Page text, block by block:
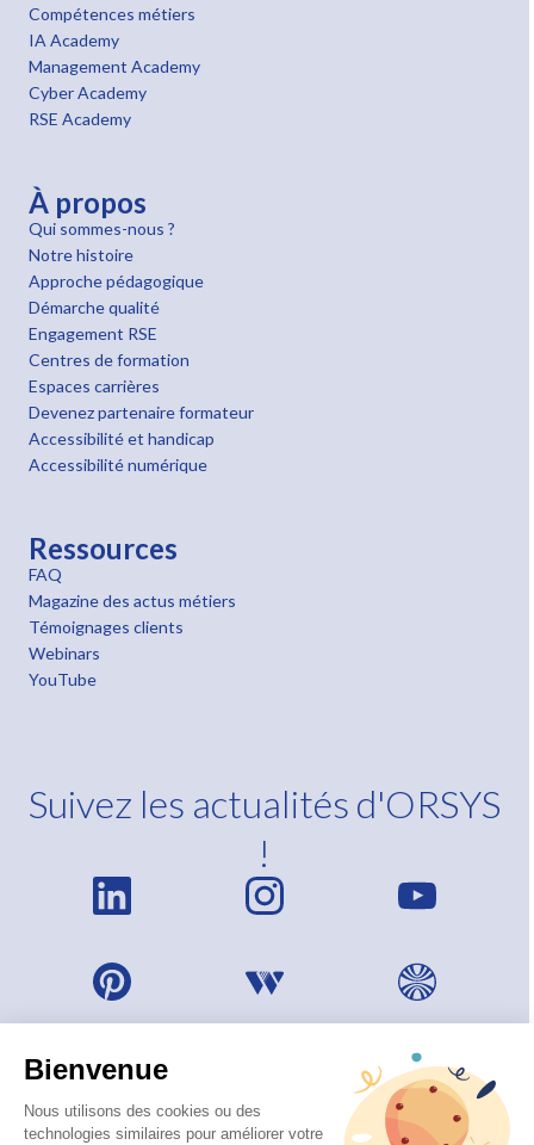
Bienvenue
Nous utilisons des cookies ou des
technologies similaires pour améliorer votre
Compétences métiers
IA Academy
Management Academy
Cyber Academy
RSE Academy
À propos
Qui sommes-nous ?
Notre histoire
Approche pédagogique
Démarche qualité
Engagement RSE
Centres de formation
Espaces carrières
Devenez partenaire formateur
Accessibilité et handicap
Accessibilité numérique
Ressources
FAQ
Magazine des actus métiers
Témoignages clients
Webinars
YouTube
Suivez les actualités d'ORSYS
!